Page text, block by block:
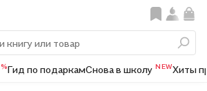
%Гид по подаркамСнова в школу NEWХиты